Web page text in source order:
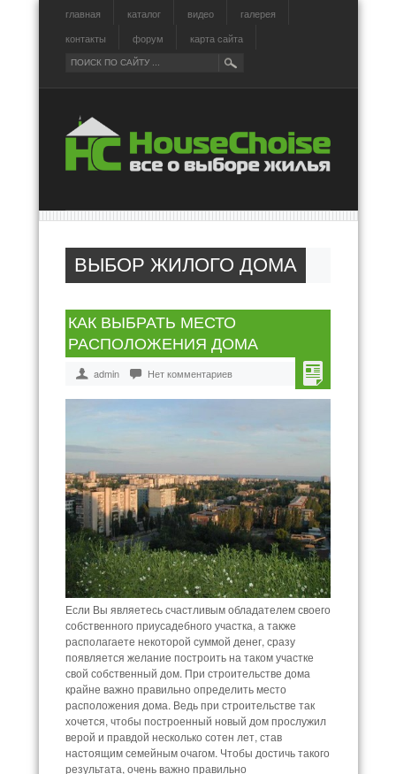
главная каталог видео
галерея
контакты
форум карта сайта
ВЫБОР ЖИЛОГО ДОМА
КАК ВЫБРАТЬ МЕСТО
РАСПОЛОЖЕНИЯ ДОМА
admin Нет комментариев
Если Вы являетесь счастливым обладателем своего
собственного приусадебного участка, а также
располагаете некоторой суммой денег, сразу
появляется желание построить на таком участке
свой собственный дом. При строительстве дома
крайне важно правильно определить место
расположения дома. Ведь при строительстве так
хочется, чтобы построенный новый дом прослужил
верой и правдой несколько сотен лет, став
настоящим семейным очагом. Чтобы достичь такого
результата, очень важно правильно